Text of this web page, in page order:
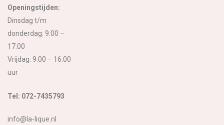
Openingstijden:
Dinsdag t/m
donderdag: 9.00 –
17.00
Vrijdag: 9.00 – 16.00
uur
Tel: 072-7435793
info@la-lique.nl